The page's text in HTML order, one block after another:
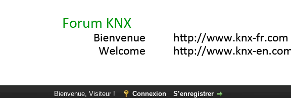
Bienvenue, Visiteur ! Connexion S’enregistrer